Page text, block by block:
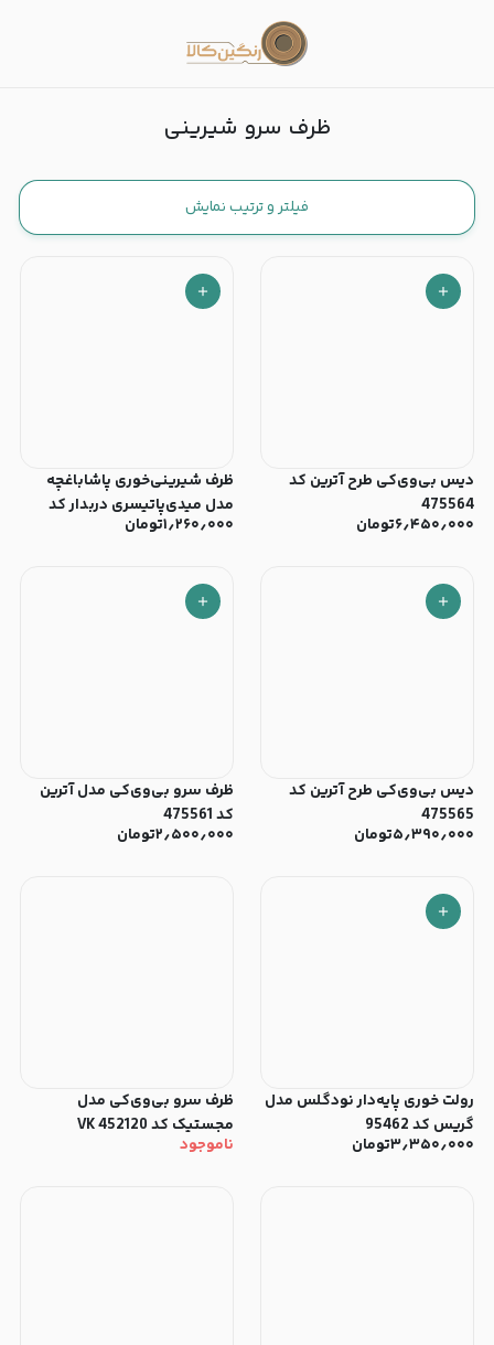
ظرف سرو شیرینی
فیلتر و ترتیب نمایش
دیس بی‌وی‌کی طرح آترین کد
475564
۶٫۴۵۰٫۰۰۰تومان
ظرف شیرینی‌خوری پاشاباغچه
مدل میدی‌پاتیسری دربدار کد
96698
۱٫۲۶۰٫۰۰۰تومان
دیس بی‌وی‌کی طرح آترین کد
475565
۵٫۳۹۰٫۰۰۰تومان
ظرف سرو بی‌وی‌کی مدل آترین
کد 475561
۲٫۵۰۰٫۰۰۰تومان
رولت خوری پایه‌دار نودگلس مدل
گریس کد 95462
۳٫۳۵۰٫۰۰۰تومان
ظرف سرو بی‌وی‌کی مدل
مجستیک کد 452120 VK
ناموجود